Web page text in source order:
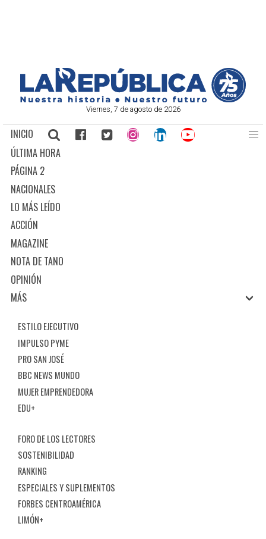
Viernes, 7 de agosto de 2026
INICIO
ÚLTIMA HORA
PÁGINA 2
NACIONALES
LO MÁS LEÍDO
ACCIÓN
MAGAZINE
NOTA DE TANO
OPINIÓN
MÁS
ESTILO EJECUTIVO
IMPULSO PYME
PRO SAN JOSÉ
BBC NEWS MUNDO
MUJER EMPRENDEDORA
EDU+
FORO DE LOS LECTORES
SOSTENIBILIDAD
RANKING
ESPECIALES Y SUPLEMENTOS
FORBES CENTROAMÉRICA
LIMÓN+